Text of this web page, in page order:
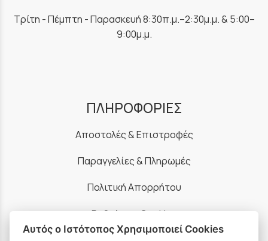
Τρίτη - Πέμπτη - Παρασκευή 8:30π.μ.–2:30μ.μ. & 5:00–
9:00μ.μ.
ΠΛΗΡΟΦΟΡΙΕΣ
Αποστολές & Επιστροφές
Παραγγελίες & Πληρωμές
Πολιτική Απορρήτου
Ρυθμίσεις Cookies
Αυτός ο Ιστότοπος Χρησιμοποιεί Cookies